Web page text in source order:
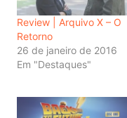
Review | Arquivo X – O
Retorno
26 de janeiro de 2016
Em "Destaques"